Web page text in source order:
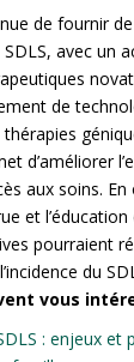
de fournir
avec un
de
d’améliorer
aux soins. En
et
pourraient
du
vous
: enjeux et